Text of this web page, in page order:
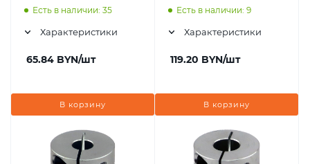
Есть в наличии: 35
Характеристики
65.84 BYN/шт
В корзину
Есть в наличии: 9
Характеристики
119.20 BYN/шт
В корзину